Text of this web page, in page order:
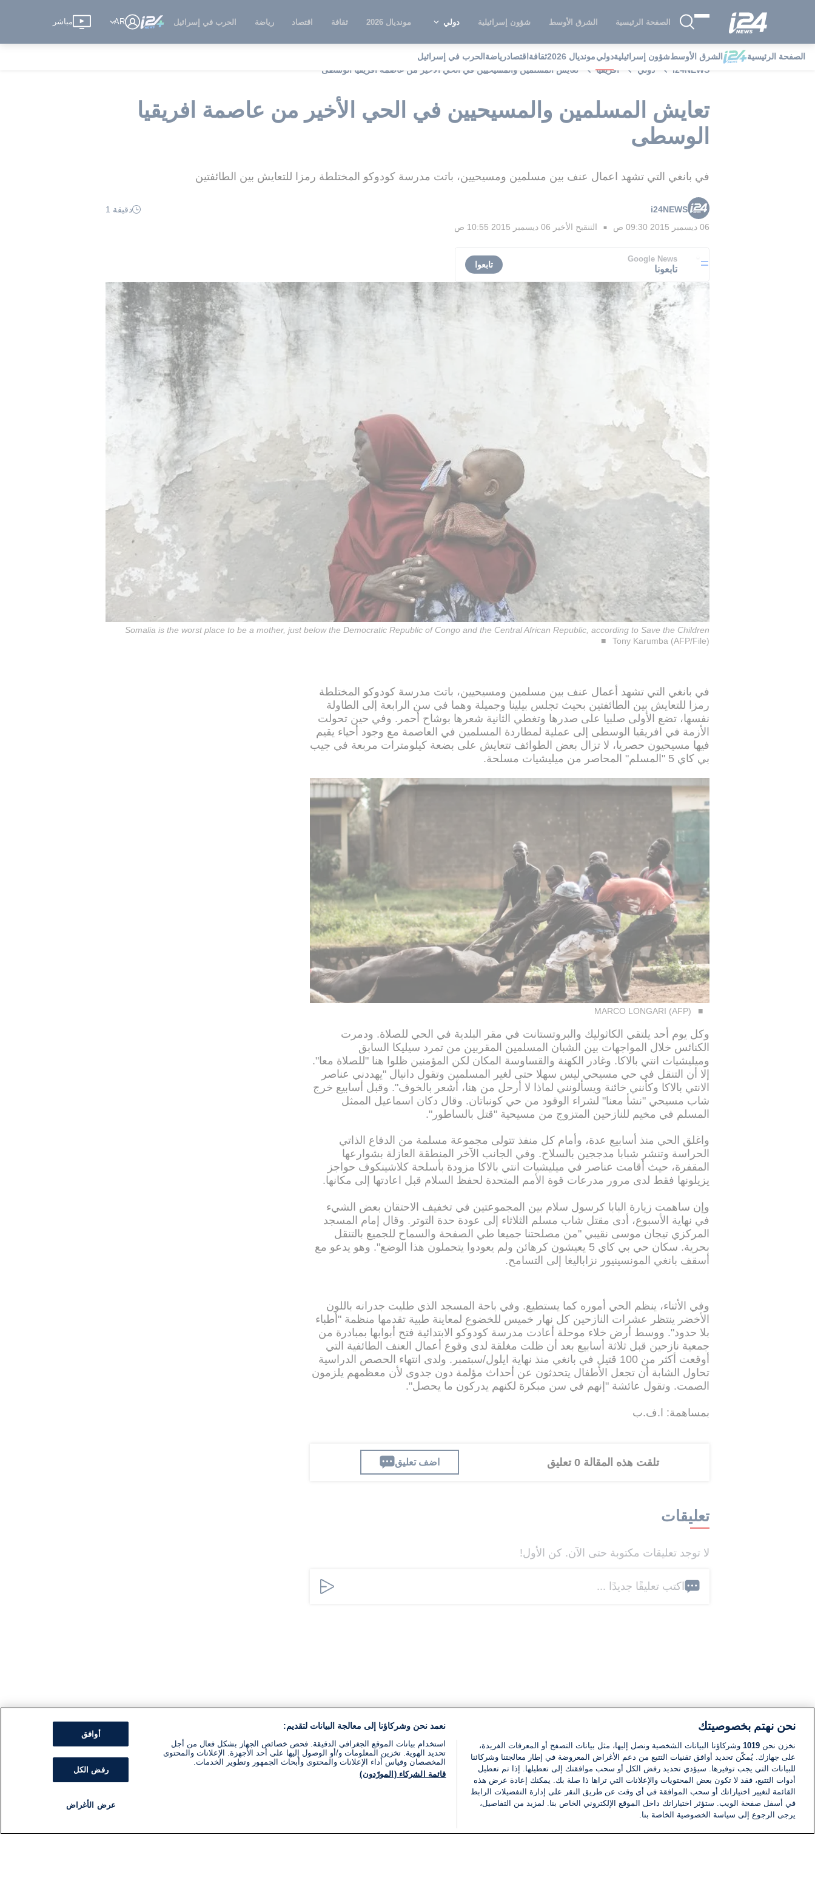
الصفحة الرئيسية الشرق الأوسط شؤون إسرائيلية دولي مونديال 2026 ثقافة اقتصاد رياضة الحرب في إسرائيل AR مباشر
الصفحة الرئيسية الشرق الأوسطشؤون إسرائيليةدوليمونديال 2026 ثقافة اقتصادرياضة الحرب في إسرائيل
i24NEWS
دولي افريقيا تعايش المسلمين والمسيحيين في الحي الأخير من عاصمة افريقيا الوسطى
تعايش المسلمين والمسيحيين في الحي الأخير من عاصمة افريقيا
الوسطى
في بانغي التي تشهد اعمال عنف بين مسلمين ومسيحيين، باتت مدرسة كودوكو المختلطة رمزا للتعايش بين الطائفتين
i24NEWS
دقيقة 1
06 ديسمبر 2015 09:30 ص
■ التنقيح الأخير 06 ديسمبر 2015 10:55 ص
Google News
تابعونا تابعوا
Somalia is the worst place to be a mother, just below the Democratic Republic of Congo and the Central African Republic, according to Save the Children
Tony Karumba (AFP/File)
في بانغي التي تشهد أعمال عنف بين مسلمين ومسيحيين، باتت مدرسة كودوكو المختلطة
رمزا للتعايش بين الطائفتين بحيث تجلس بيلينا وجميلة وهما في سن الرابعة إلى الطاولة
نفسها، تضع الأولى صلبيا على صدرها وتغطي الثانية شعرها بوشاح أحمر. وفي حين تحولت
الأزمة في افريقيا الوسطى إلى عملية لمطاردة المسلمين في العاصمة مع وجود أحياء يقيم
فيها مسيحيون حصريا، لا تزال بعض الطوائف تتعايش على بضعة كيلومترات مربعة في جيب
بي كاي 5 "المسلم" المحاصر من ميليشيات مسلحة.
MARCO LONGARI (AFP)
وكل يوم أحد يلتقي الكاثوليك والبروتستانت في مقر البلدية في الحي للصلاة. ودمرت
الكنائس خلال المواجهات بين الشبان المسلمين المقربين من تمرد سيليكا السابق
وميليشيات انتي بالاكا. وغادر الكهنة والقساوسة المكان لكن المؤمنين ظلوا هنا "للصلاة معا".
إلا أن التنقل في حي مسيحي ليس سهلا حتى لغير المسلمين وتقول دانيال "يهددني عناصر
الانتي بالاكا وكأنني خائنة ويسألونني لماذا لا أرحل من هنا، أشعر بالخوف". وقبل أسابيع خرج
شاب مسيحي "نشأ معنا" لشراء الوقود من حي كونباتان. وقال دكان اسماعيل الممثل
المسلم في مخيم للنازحين المتزوج من مسيحية "قتل بالساطور".
واغلق الحي منذ أسابيع عدة، وأمام كل منفذ تتولى مجموعة مسلمة من الدفاع الذاتي
الحراسة وتنشر شبابا مدججين بالسلاح. وفي الجانب الآخر المنطقة العازلة بشوارعها
المقفرة، حيث أقامت عناصر في ميليشيات انتي بالاكا مزودة بأسلحة كلاشينكوف حواجز
يزيلونها فقط لدى مرور مدرعات قوة الأمم المتحدة لحفظ السلام قبل اعادتها إلى مكانها.
وإن ساهمت زيارة البابا كرسول سلام بين المجموعتين في تخفيف الاحتقان بعض الشيء
في نهاية الأسبوع، أدى مقتل شاب مسلم الثلاثاء إلى عودة حدة التوتر. وقال إمام المسجد
المركزي تيجان موسى نقيبي "من مصلحتنا جميعا طي الصفحة والسماح للجميع بالتنقل
بحرية. سكان حي بي كاي 5 يعيشون كرهائن ولم يعودوا يتحملون هذا الوضع". وهو يدعو مع
أسقف بانغي المونسينيور نزاباليغا إلى التسامح.
وفي الأثناء، ينظم الحي أموره كما يستطيع. وفي باحة المسجد الذي طليت جدرانه باللون
الأخضر ينتظر عشرات النازحين كل نهار خميس للخضوع لمعاينة طبية تقدمها منظمة "أطباء
بلا حدود". ووسط أرض خلاء موحلة أعادت مدرسة كودوكو الابتدائية فتح أبوابها بمبادرة من
جمعية نازحين قبل ثلاثة أسابيع بعد أن ظلت مغلقة لدى وقوع أعمال العنف الطائفية التي
أوقعت أكثر من 100 قتيل في بانغي منذ نهاية ايلول/سبتمبر. ولدى انتهاء الحصص الدراسية
تحاول الشابة أن تجعل الأطفال يتحدثون عن أحداث مؤلمة دون جدوى لأن معظمهم يلزمون
الصمت. وتقول عائشة "إنهم في سن مبكرة لكنهم يدركون ما يحصل".
بمساهمة: ا.ف.ب
تلقت هذه المقالة 0 تعليق اضف تعليق
تعليقات
لا توجد تعليقات مكتوبة حتى الآن. كن الأول!
اكتب تعليقًا جديدًا ...
نحن نهتم بخصوصيتك
نخزن نحن 1019 وشركاؤنا البيانات الشخصية ونصل إليها، مثل بيانات التصفح أو المعرفات الفريدة،
على جهازك. يُمكّن تحديد أوافق تقنيات التتبع من دعم الأغراض المعروضة في إطار معالجتنا وشركائنا
للبيانات التي يجب توفيرها. سيؤدي تحديد رفض الكل أو سحب موافقتك إلى تعطيلها. إذا تم تعطيل
أدوات التتبع، فقد لا تكون بعض المحتويات والإعلانات التي تراها ذا صلة بك. يمكنك إعادة عرض هذه
القائمة لتغيير اختياراتك أو سحب الموافقة في أي وقت عن طريق النقر على إدارة التفضيلات الرابط
في أسفل صفحة الويب. ستؤثر اختياراتك داخل الموقع الإلكتروني الخاص بنا. لمزيد من التفاصيل،
يرجى الرجوع إلى سياسة الخصوصية الخاصة بنا.
نعمد نحن وشركاؤنا إلى معالجة البيانات لتقديم:
استخدام بيانات الموقع الجغرافي الدقيقة. فحص خصائص الجهاز بشكل فعال من أجل
تحديد الهوية. تخزين المعلومات و/أو الوصول إليها على أحد الأجهزة. الإعلانات والمحتوى
المخصصان وقياس أداء الإعلانات والمحتوى وأبحاث الجمهور وتطوير الخدمات.
قائمة الشركاء (المورّدون)
أوافق
رفض الكل
عرض الأغراض